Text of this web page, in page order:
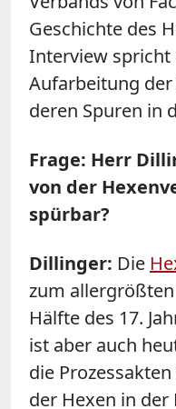
Geschichte des
Interview spricht
Aufarbeitung
deren Spuren in
Frage: Herr
von der
spürbar?
Dillinger: Die
zum
Hälfte des 17.
ist aber auch
die
der Hexen in der